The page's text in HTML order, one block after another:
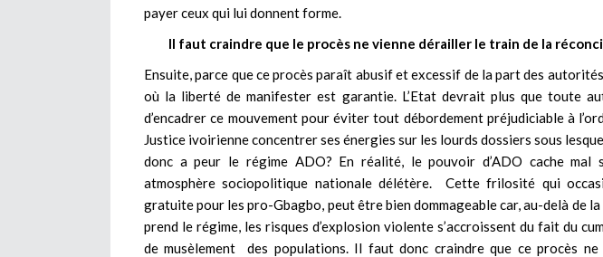
payer ceux qui lui donnent forme.
Il faut craindre que le procès ne vienne dérailler le train de la
Ensuite, parce que ce procès paraît abusif et excessif de la part des
où la liberté de manifester est garantie. L’Etat devrait plus que toute
d’encadrer ce mouvement pour éviter tout débordement préjudiciable à
Justice ivoirienne concentrer ses énergies sur les lourds dossiers sous
donc a peur le régime ADO? En réalité, le pouvoir d’ADO cache mal
atmosphère sociopolitique nationale délétère. Cette frilosité qui
gratuite pour les pro-Gbagbo, peut être bien dommageable car, au-delà de
prend le régime, les risques d’explosion violente s’accroissent du fait du
de musèlement des populations. Il faut donc craindre que ce procès ne